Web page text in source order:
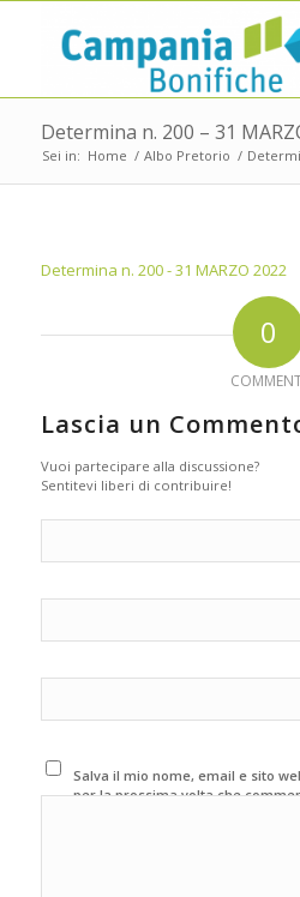
Determina n. 200 – 31
Sei in: Home / Albo Pretorio /
Determina n. 200 - 31 MARZO 2022
0
Lascia un
Vuoi partecipare alla discussione?
Sentitevi liberi di contribuire!
Salva il mio nome, email e sito
per la prossima volta che